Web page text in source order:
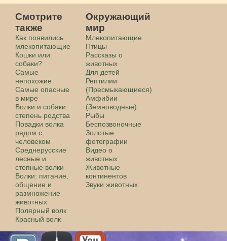
Смотрите
также
Как появились
млекопитающие
Кошки или
собаки?
Самые
непохожие
Самые опасные
в мире
Волки и собаки:
степень родства
Повадки волка
рядом с
человеком
Среднерусские
лесные и
степные волки
Волки: питание,
общение и
размножение
животных
Полярный волк
Красный волк
Окружающий
мир
Млекопитающие
Птицы
Рассказы о
животных
Для детей
Рептилии
(Пресмыкающиеся)
Амфибии
(Земноводные)
Рыбы
Беспозвоночные
Золотые
фотографии
Видео о
животных
Животные
континентов
Звуки животных